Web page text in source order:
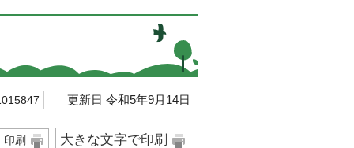
更新日 令和5年9月14日
印刷 大きな文字で印刷